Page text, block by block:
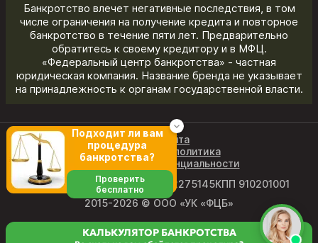
Банкротство влечет негативные последствия, в том
числе ограничения на получение кредита и повторное
банкротство в течение пяти лет. Предварительно
обратитесь к своему кредитору и в МФЦ.
«Федеральный центр банкротства» - частная
юридическая компания. Название бренда не указывает
на принадлежность к органам государственной власти.
ОГРН 1219100011327ИНН 9102275145КПП 910201001
2015-2026 © ООО «УК «ФЦБ»
Карта сайта
Редакционная политика
Политика конфиденциальности
КАЛЬКУЛЯТОР БАНКРОТСТВА
Подходит ли вам
процедура
банкротства?
Проверить
бесплатно